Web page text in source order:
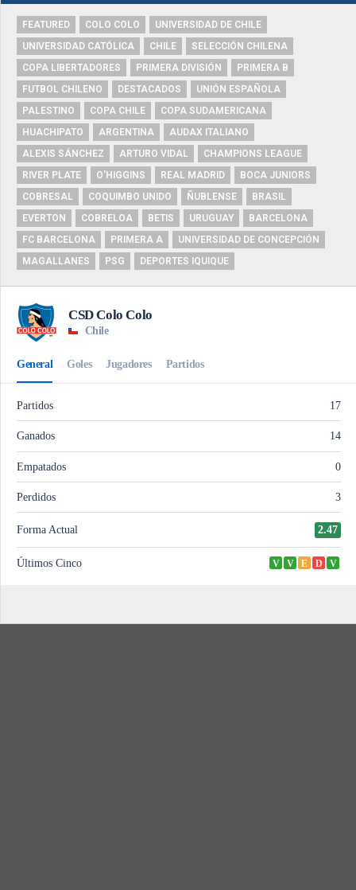
FEATURED COLO COLO
UNIVERSIDAD DE CHILE
UNIVERSIDAD CATÓLICA
CHILE
SELECCIÓN CHILENA
COPA LIBERTADORES
PRIMERA DIVISIÓN
PRIMERA B
FUTBOL CHILENO
DESTACADOS
UNIÓN ESPAÑOLA
PALESTINO
COPA CHILE
COPA SUDAMERICANA
HUACHIPATO
ARGENTINA
AUDAX ITALIANO
ALEXIS SÁNCHEZ
ARTURO VIDAL
CHAMPIONS LEAGUE
RIVER PLATE
O'HIGGINS REAL MADRID
BOCA JUNIORS
COBRESAL
COQUIMBO UNIDO ÑUBLENSE
BRASIL
EVERTON
COBRELOA BETIS URUGUAY
BARCELONA
FC BARCELONA
PRIMERA A
UNIVERSIDAD DE CONCEPCIÓN
MAGALLANES
PSG DEPORTES IQUIQUE